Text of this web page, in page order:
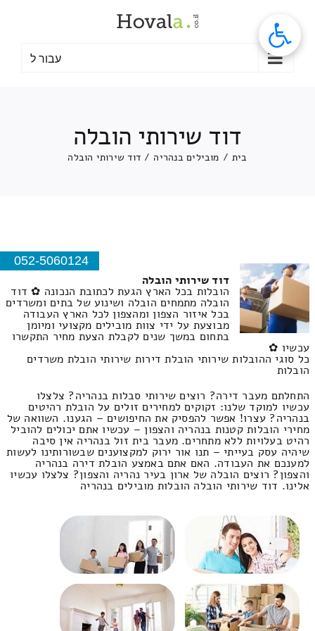
עבור ל
דוד שירותי הובלה
בית / מובילים בנהריה / דוד שירותי הובלה
052-5060124
דוד שירותי הובלה
הובלות בכל הארץ הגעת לכתובת הנכונה ✿ דוד
הובלה מתמחים הובלה ושינוע של בתים ומשרדים
בכל איזור הצפון ומהצפון לכל הארץ העבודה
מבוצעת על ידי צוות מובילים מקצועי ומיומן
בתחום במשך שנים לקבלת הצעת מחיר התקשרו
עכשיו ✿
כל סוגי ההובלות שירותי הובלת דירות שירותי הובלת משרדים
הובלות
התחלתם מעבר דירה? רוצים שירותי סבלות בנהריה? צלצלו
עכשיו למוקד שלנו: זקוקים למחירים זולים על הובלת רהיטים
בנהריה? עצרו! אפשר להפסיק את החיפושים – הגענו. השוואה של
מחירי הובלות קטנות בנהריה והצפון – עכשיו אתם יכולים להוביל
רהיט בעלויות ללא מתחרים. מעבר בית זול בנהריה אין סיבה
שיהיה עסק בעייתי – תנו אור ירוק למקצוענים שבשורותינו לעשות
למענכם את העבודה. האם אתם באמצע הובלת דירה בנהריה
והצפון? רוצים הובלה של ארון בעיר נהריה והצפון? צלצלו עכשיו
אלינו. דוד שירותי הובלה הובלות מובילים בנהריה